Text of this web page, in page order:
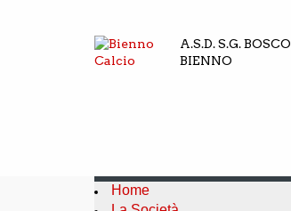
A.S.D. S.G. BOSCO
BIENNO
Home